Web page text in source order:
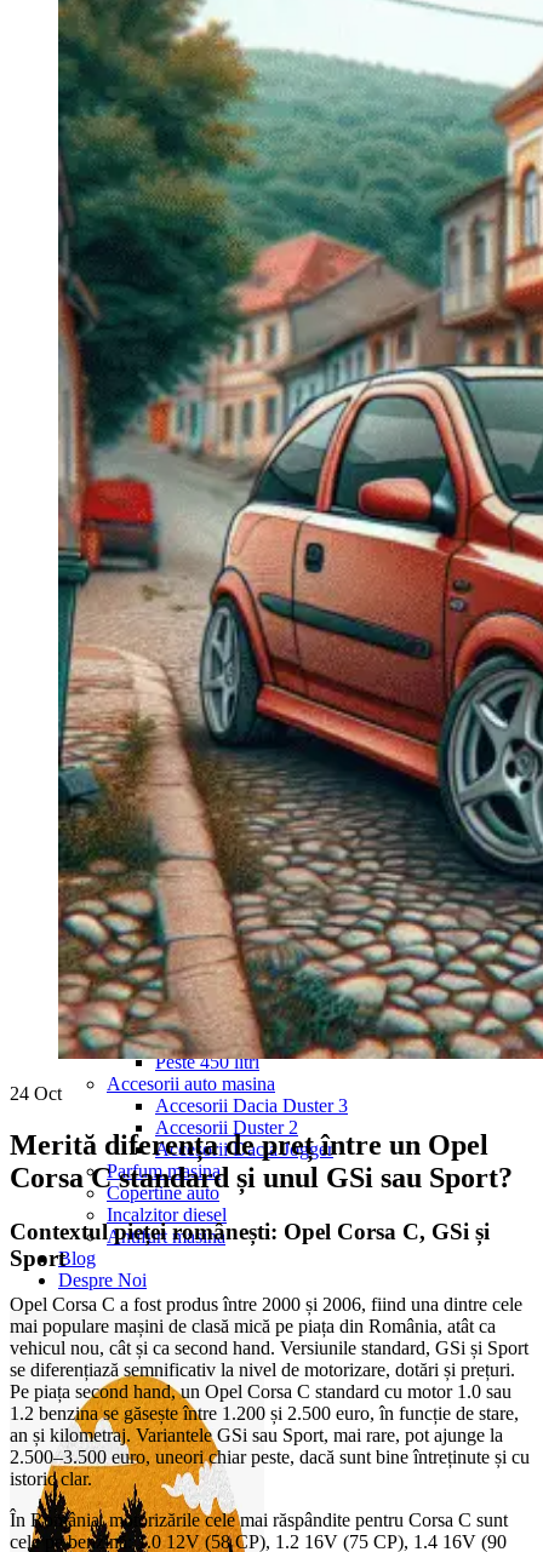
Navigatie Duster 2011
Navigatie Duster 2019
Audi
Navigatie Audi A3 8p
Navigatie Audi A4
Navigatie Audi A4 B6
Navigatie Audi A4 B7
Navigatie Audi A4 B8
Navigatie Audi A5
Navigatie Audi A6 C5
Navigatie Audi A6 C6
Navigatie Audi A6 C7
Navigatie Audi Q5
Ford
Navigație Ford Fiesta
Navigație Ford Focus 1
Navigație Ford Focus 2
Navigație Ford Focus MK3
Navigație Ford Mondeo MK3
Navigație Ford Mondeo MK4
Navigație Ford Transit
Mercedes
Navigație Mercedes C Class W203
Navigație Mercedes C Class W204
Navigație Mercedes W203
Navigație Mercedes W204
Navigație Mercedes W211
Navigație Mercedes Sprinter
Passat
Navigație Passat B5
Navigație Passat B5 5
Navigație Passat B6
Navigație Passat B7
Navigație Passat B8
Navigație Passat CC
Skoda
Navigație Skoda Fabia 1
Navigație Skoda Fabia 2
Navigație Skoda Octavia 1
Navigație Skoda Octavia 2
Navigație Skoda Octavia 3
Navigație Skoda Rapid
Navigație Skoda Superb 1
Navigație Skoda Superb 2
Navigație Toyota Avensis T25
Portbagaj Plafon Auto
Sub 350 Litri
Peste 350 Litri
Peste 450 litri
Accesorii auto masina
Accesorii Dacia Duster 3
Accesorii Duster 2
Accesorii Dacia Jogger
Parfum masina
Copertine auto
Incalzitor diesel
Antifurt masina
Blog
Despre Noi
24 Oct
Merită diferența de preț între un Opel
Corsa C standard și unul GSi sau Sport?
Contextul pieței românești: Opel Corsa C, GSi și
Sport
Opel Corsa C a fost produs între 2000 și 2006, fiind una dintre cele
mai populare mașini de clasă mică pe piața din România, atât ca
vehicul nou, cât și ca second hand. Versiunile standard, GSi și Sport
se diferențiază semnificativ la nivel de motorizare, dotări și prețuri.
Pe piața second hand, un Opel Corsa C standard cu motor 1.0 sau
1.2 benzina se găsește între 1.200 și 2.500 euro, în funcție de stare,
an și kilometraj. Variantele GSi sau Sport, mai rare, pot ajunge la
2.500–3.500 euro, uneori chiar peste, dacă sunt bine întreținute și cu
istoric clar.
În România, motorizările cele mai răspândite pentru Corsa C sunt
cele pe benzină: 1.0 12V (58 CP), 1.2 16V (75 CP), 1.4 16V (90